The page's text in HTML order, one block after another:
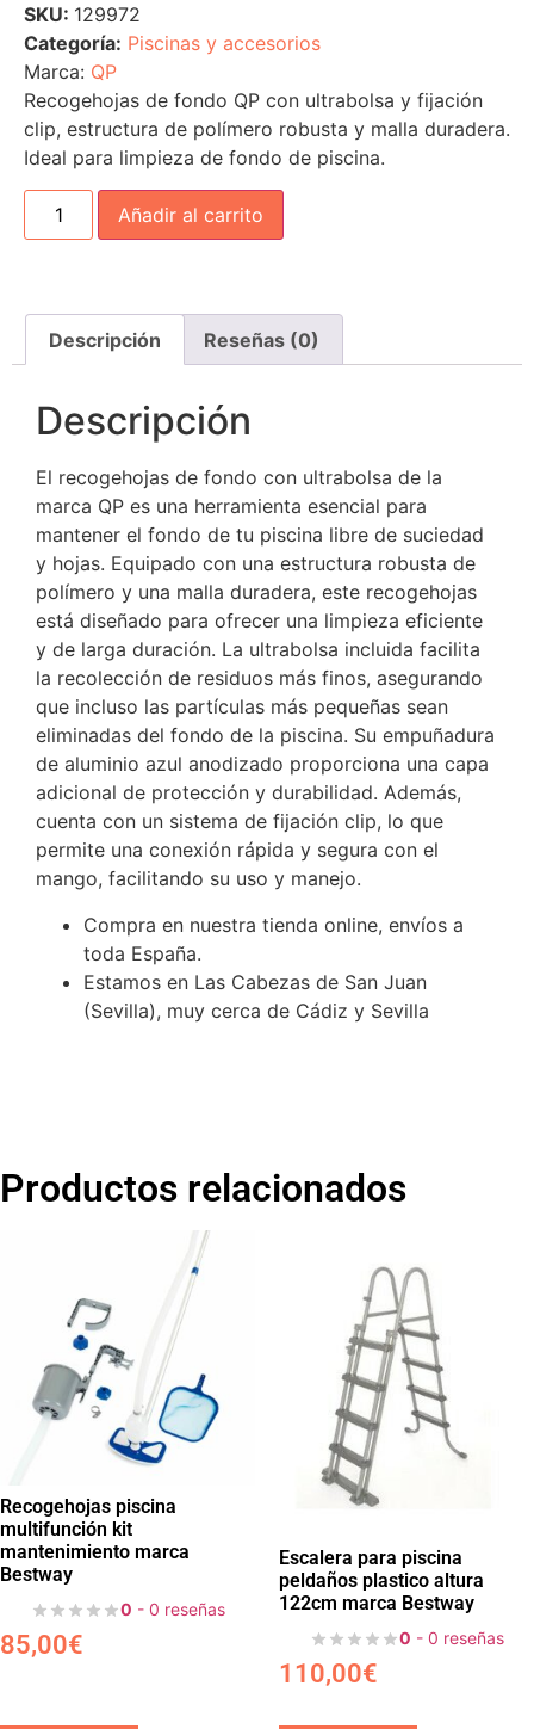
SKU: 129972
Categoría: Piscinas y accesorios
Marca: QP
Recogehojas de fondo QP con ultrabolsa y fijación
clip, estructura de polímero robusta y malla duradera.
Ideal para limpieza de fondo de piscina.
Añadir al carrito
Descripción Reseñas (0)
Descripción
El recogehojas de fondo con ultrabolsa de la
marca QP es una herramienta esencial para
mantener el fondo de tu piscina libre de suciedad
y hojas. Equipado con una estructura robusta de
polímero y una malla duradera, este recogehojas
está diseñado para ofrecer una limpieza eficiente
y de larga duración. La ultrabolsa incluida facilita
la recolección de residuos más finos, asegurando
que incluso las partículas más pequeñas sean
eliminadas del fondo de la piscina. Su empuñadura
de aluminio azul anodizado proporciona una capa
adicional de protección y durabilidad. Además,
cuenta con un sistema de fijación clip, lo que
permite una conexión rápida y segura con el
mango, facilitando su uso y manejo.
Compra en nuestra tienda online, envíos a
toda España.
Estamos en Las Cabezas de San Juan
(Sevilla), muy cerca de Cádiz y Sevilla
Productos relacionados
Recogehojas piscina
multifunción kit
mantenimiento marca
Bestway
0 - 0 reseñas
85,00€
Escalera para piscina
peldaños plastico altura
122cm marca Bestway
0 - 0 reseñas
110,00€